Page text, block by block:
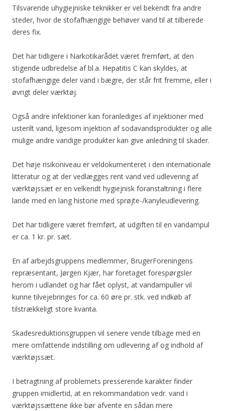
Tilsvarende uhygiejniske teknikker er vel bekendt fra andre
steder, hvor de stofafhængige behøver vand til at tilberede
deres fix.
Det har tidligere i Narkotikarådet været fremført, at den
stigende udbredelse af bl.a. Hepatitis C kan skyldes, at
stofafhængige deler vand i bægre, der står frit fremme, eller i
øvrigt deler værktøj.
Også andre infektioner kan foranlediges af injektioner med
usterilt vand, ligesom injektion af sodavandsprodukter og alle
mulige andre vandige produkter kan give anledning til skader.
Det høje risikoniveau er veldokumenteret i den internationale
litteratur og at der vedlægges rent vand ved udlevering af
værktøjssæt er en velkendt hygiejnisk foranstaltning i flere
lande med en lang historie med sprøjte-/kanyleudlevering.
Det har tidligere været fremført, at udgiften til en vandampul
er ca. 1 kr. pr. sæt.
En af arbejdsgruppens medlemmer, BrugerForeningens
repræsentant, Jørgen Kjær, har foretaget forespørgsler
herom i udlandet og har fået oplyst, at vandampuller vil
kunne tilvejebringes for ca. 60 øre pr. stk. ved indkøb af
tilstrækkeligt store kvanta.
Skadesreduktionsgruppen vil senere vende tilbage med en
mere omfattende indstilling om udlevering af og indhold af
værktøjssæt.
I betragtning af problemets presserende karakter finder
gruppen imidlertid, at en rekommandation vedr. vand i
værktøjssættene ikke bør afvente en sådan mere